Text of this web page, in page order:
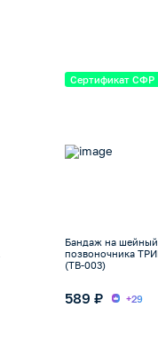
Сертификат СФР
Бандаж на шейный
позвоночника
(ТВ-003)
589 ₽ +29